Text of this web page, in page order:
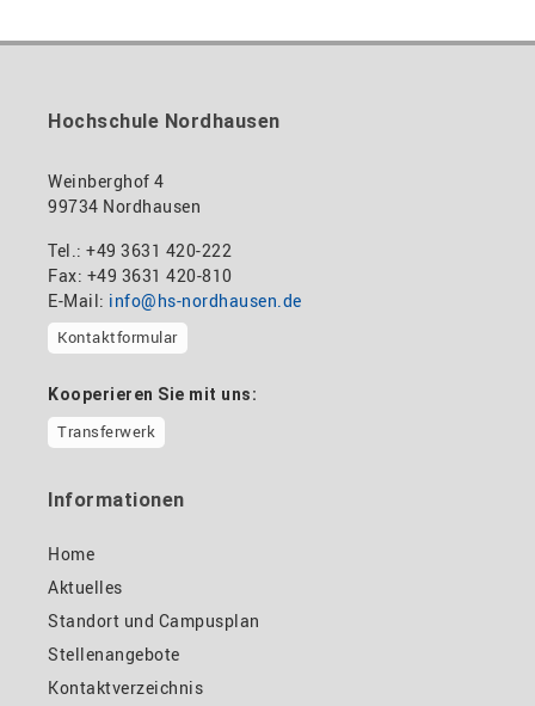
Hochschule Nordhausen
Weinberghof 4
99734 Nordhausen
Tel.: +49 3631 420-222
Fax: +49 3631 420-810
E-Mail: info@hs-nordhausen.de
Kontaktformular
Kooperieren Sie mit uns:
Transferwerk
Informationen
Home
Aktuelles
Standort und Campusplan
Stellenangebote
Kontaktverzeichnis